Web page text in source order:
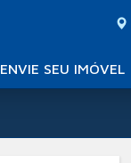
ENVIE SEU IMÓVEL